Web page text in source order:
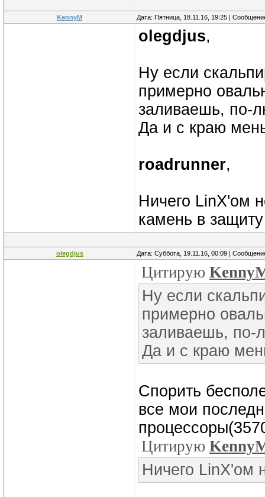
KennyM Дата: Пятница, 18.11.16, 19:25 |
olegdjus,
Ну если
примерно
заливаешь, по-
Да и с краю
roadrunner,
Ничего LinX'ом
камень в
olegdjus Дата: Суббота, 19.11.16, 00:09 |
Цитирую
Ну если
примерно
заливаешь, по-
Да и с краю
Спорить
все мои
Цитирую
Ничего LinX'ом